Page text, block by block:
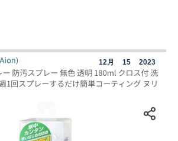
12月 15 2023